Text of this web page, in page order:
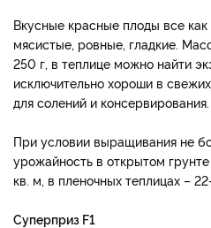
Вкусные красные плоды все
мясистые, ровные, гладкие.
250 г, в теплице можно найти
исключительно хороши в
для солений и консервирования.
При условии выращивания не
урожайность в открытом
кв. м, в пленочных теплицах –
Суперприз F1